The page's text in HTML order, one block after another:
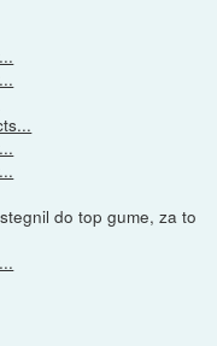
do top gume, za to